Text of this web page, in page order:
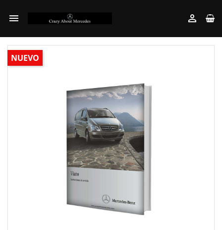
 
NUEVO